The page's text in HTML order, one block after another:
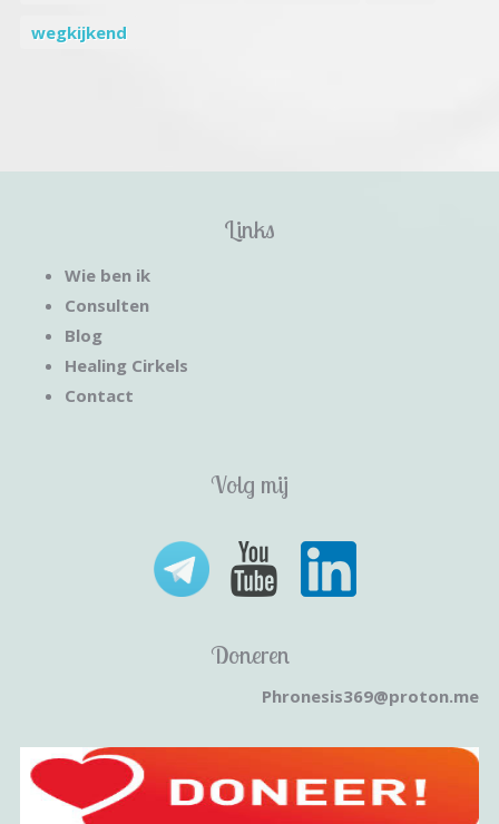
wegkijkend
Links
Wie ben ik
Consulten
Blog
Healing Cirkels
Contact
Volg mij
Doneren
Phronesis369@proton.me